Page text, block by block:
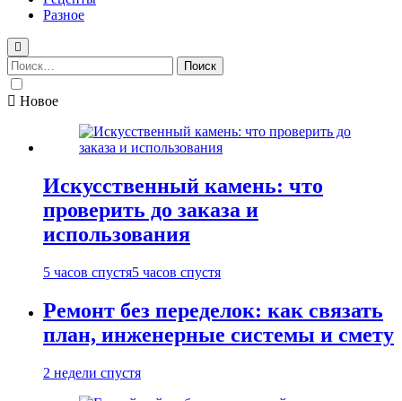
Разное
Найти:
Новое
Искусственный камень: что
проверить до заказа и
использования
5 часов спустя5 часов спустя
Ремонт без переделок: как связать
план, инженерные системы и смету
2 недели спустя